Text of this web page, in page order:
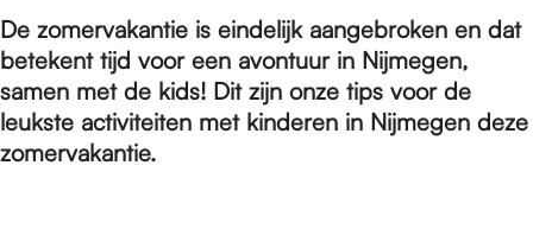
m
e
De zomervakantie is eindelijk aangebroken en dat
betekent tijd voor een avontuur in Nijmegen,
samen met de kids! Dit zijn onze tips voor de
leukste activiteiten met kinderen in Nijmegen deze
zomervakantie.